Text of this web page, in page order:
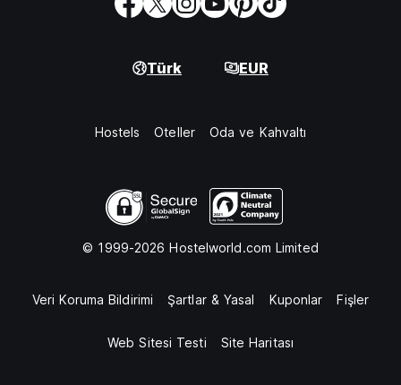
Türk EUR
Hostels Oteller Oda ve Kahvaltı
© 1999-2026 Hostelworld.com Limited
Veri Koruma Bildirimi Şartlar & Yasal Kuponlar Fişler
Web Sitesi Testi Site Haritası